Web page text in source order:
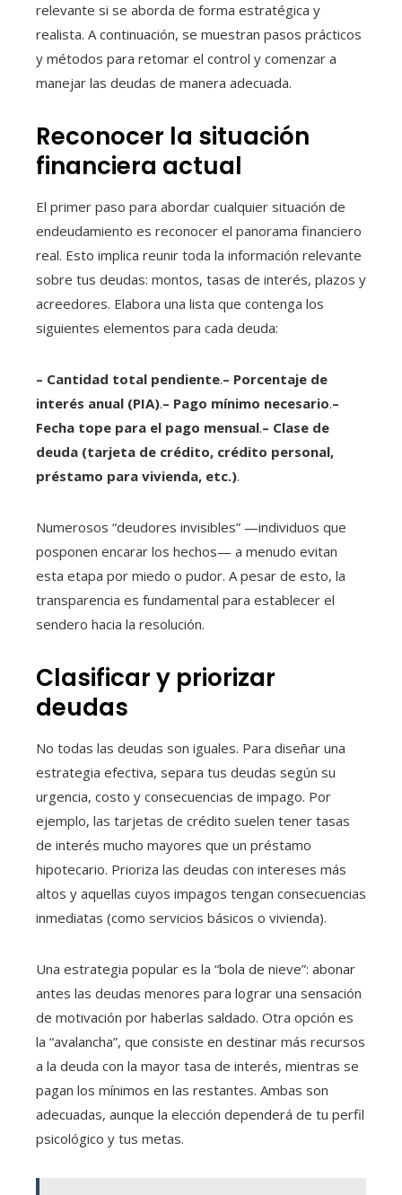
relevante si se aborda de forma estratégica y
realista. A continuación, se muestran pasos prácticos
y métodos para retomar el control y comenzar a
manejar las deudas de manera adecuada.
Reconocer la situación
financiera actual
El primer paso para abordar cualquier situación de
endeudamiento es reconocer el panorama financiero
real. Esto implica reunir toda la información relevante
sobre tus deudas: montos, tasas de interés, plazos y
acreedores. Elabora una lista que contenga los
siguientes elementos para cada deuda:
– Cantidad total pendiente.– Porcentaje de
interés anual (PIA).– Pago mínimo necesario.–
Fecha tope para el pago mensual.– Clase de
deuda (tarjeta de crédito, crédito personal,
préstamo para vivienda, etc.).
Numerosos “deudores invisibles” —individuos que
posponen encarar los hechos— a menudo evitan
esta etapa por miedo o pudor. A pesar de esto, la
transparencia es fundamental para establecer el
sendero hacia la resolución.
Clasificar y priorizar
deudas
No todas las deudas son iguales. Para diseñar una
estrategia efectiva, separa tus deudas según su
urgencia, costo y consecuencias de impago. Por
ejemplo, las tarjetas de crédito suelen tener tasas
de interés mucho mayores que un préstamo
hipotecario. Prioriza las deudas con intereses más
altos y aquellas cuyos impagos tengan consecuencias
inmediatas (como servicios básicos o vivienda).
Una estrategia popular es la “bola de nieve”: abonar
antes las deudas menores para lograr una sensación
de motivación por haberlas saldado. Otra opción es
la “avalancha”, que consiste en destinar más recursos
a la deuda con la mayor tasa de interés, mientras se
pagan los mínimos en las restantes. Ambas son
adecuadas, aunque la elección dependerá de tu perfil
psicológico y tus metas.